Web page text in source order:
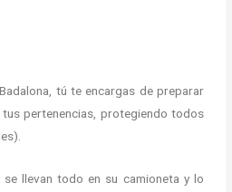
tú te encargas de preparar
pertenencias, protegiendo todos
se llevan todo en su camioneta y lo